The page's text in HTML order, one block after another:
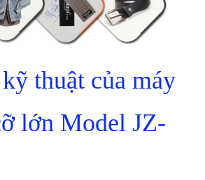
thuật của máy
lớn Model JZ-